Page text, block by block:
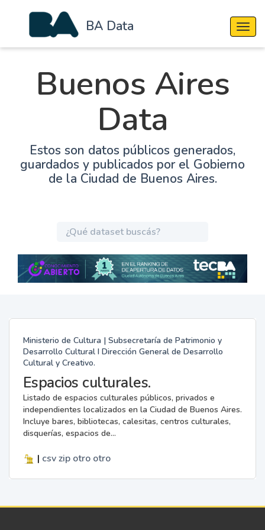
BA Data
Buenos Aires
Data
Estos son datos públicos generados,
guardados y publicados por el Gobierno
de la Ciudad de Buenos Aires.
Ministerio de Cultura | Subsecretaría de Patrimonio y
Desarrollo Cultural I Dirección General de Desarrollo
Cultural y Creativo.
Espacios culturales.
Listado de espacios culturales públicos, privados e
independientes localizados en la Ciudad de Buenos Aires.
Incluye bares, bibliotecas, calesitas, centros culturales,
disquerías, espacios de...
| csv zip otro otro